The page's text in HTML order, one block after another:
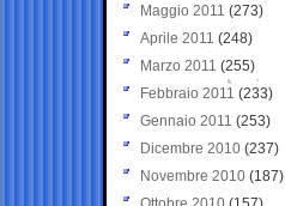
Maggio 2011 (273)
Aprile 2011 (248)
Marzo 2011 (255)
Febbraio 2011 (233)
Gennaio 2011 (253)
Dicembre 2010 (237)
Novembre 2010 (187)